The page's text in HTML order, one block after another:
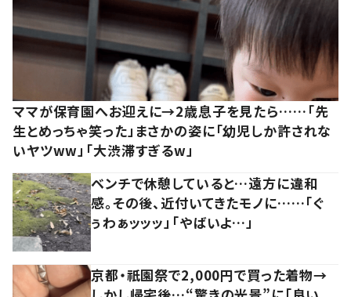
ママが保育園へお迎えに→2歳息子を見たら……「先
生とめっちゃ笑った」まさかの姿に「幼児しか許されな
いヤツww」「大渋滞すぎるw」
ベンチで休憩していると…遠方に違和
感。その後、近付いてきたモノに……「ぐ
ぅわぁッッッ」「やばいよ…」
京都・祇園祭で2,000円で買った着物→